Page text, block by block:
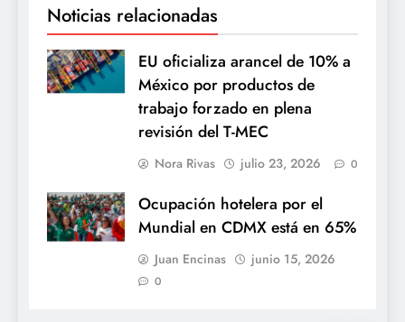
Noticias relacionadas
EU oficializa arancel de 10% a
México por productos de
trabajo forzado en plena
revisión del T-MEC
Nora Rivas julio 23, 2026 0
Ocupación hotelera por el
Mundial en CDMX está en 65%
Juan Encinas junio 15, 2026
0